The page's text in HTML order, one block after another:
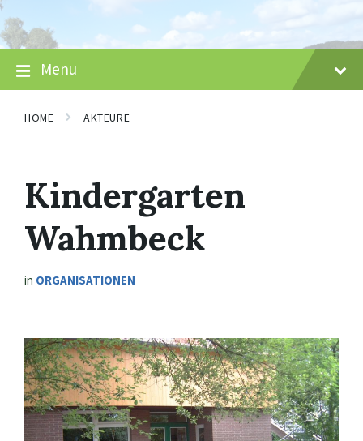
Skip
to
content
Skip
to
main
navigation
Skip
to
footer
Menu
HOME AKTEURE
Kindergarten
Wahmbeck
in ORGANISATIONEN